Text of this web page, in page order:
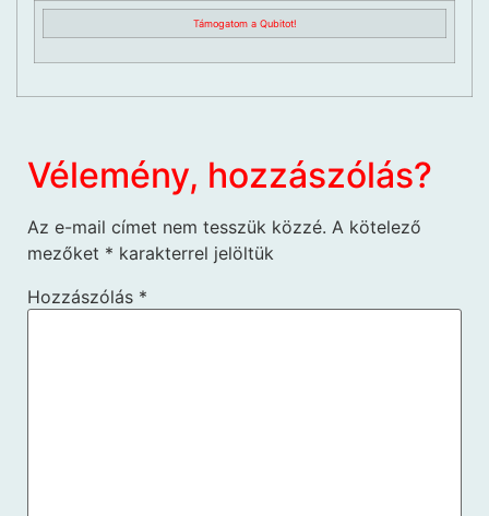
Támogatom a Qubitot!
Vélemény, hozzászólás?
Az e-mail címet nem tesszük közzé. A kötelező
mezőket * karakterrel jelöltük
Hozzászólás *